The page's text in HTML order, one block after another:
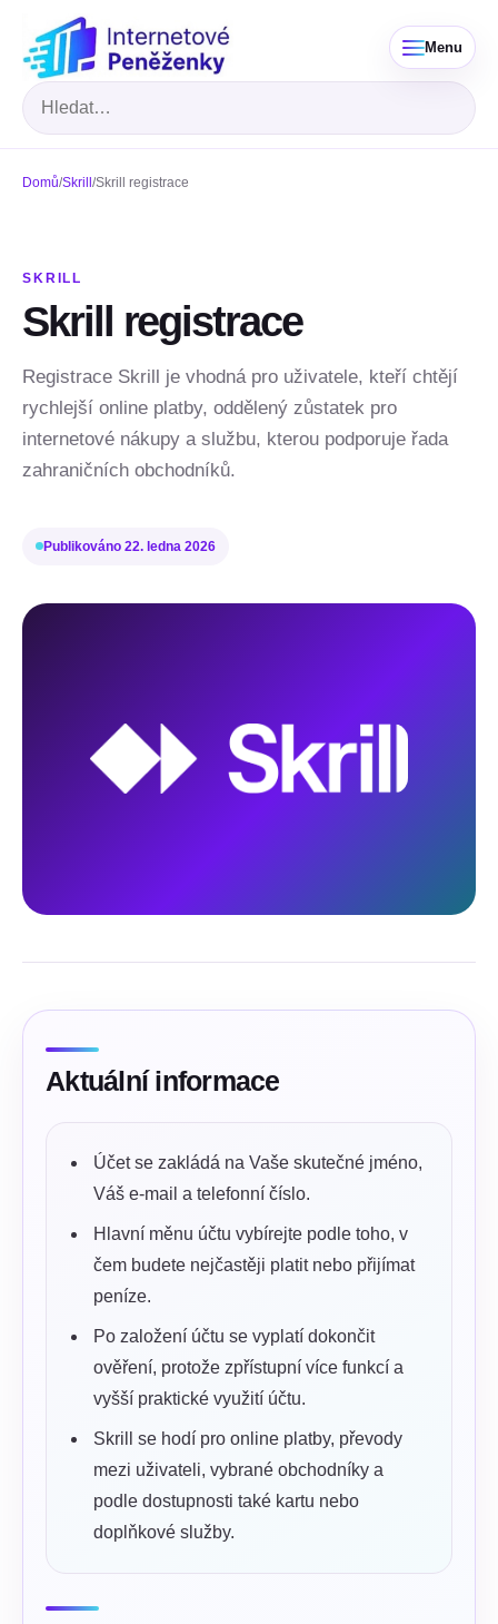
Menu
Hledat
Domů/Skrill /Skrill registrace
SKRILL
Skrill registrace
Registrace Skrill je vhodná pro uživatele, kteří chtějí
rychlejší online platby, oddělený zůstatek pro
internetové nákupy a službu, kterou podporuje řada
zahraničních obchodníků.
Publikováno 22. ledna 2026
Aktuální informace
Účet se zakládá na Vaše skutečné jméno,
Váš e-mail a telefonní číslo.
Hlavní měnu účtu vybírejte podle toho, v
čem budete nejčastěji platit nebo přijímat
peníze.
Po založení účtu se vyplatí dokončit
ověření, protože zpřístupní více funkcí a
vyšší praktické využití účtu.
Skrill se hodí pro online platby, převody
mezi uživateli, vybrané obchodníky a
podle dostupnosti také kartu nebo
doplňkové služby.